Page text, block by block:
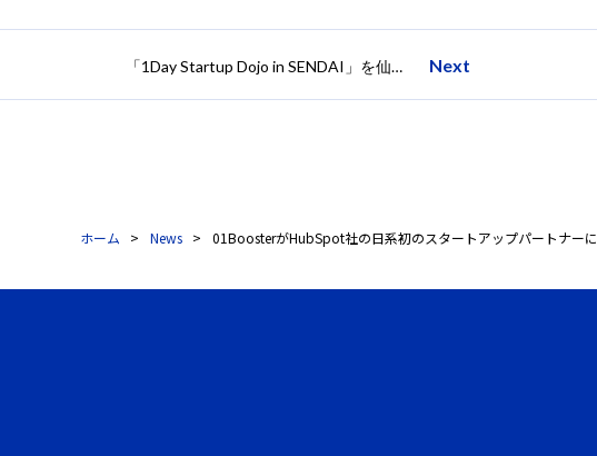
「1Day Startup Dojo in SENDAI」を仙台市、日本政策金融公庫と01Booster主催で2017年5月27日（土）に開催 Next
ホーム News 01BoosterがHubSpot社の日系初のスタートアップパートナーに